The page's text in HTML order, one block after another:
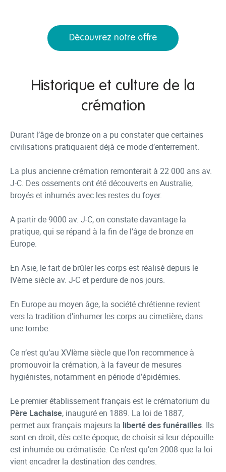
Découvrez notre offre
Historique et culture de la
crémation
Durant l’âge de bronze on a pu constater que certaines
civilisations pratiquaient déjà ce mode d’enterrement.
La plus ancienne crémation remonterait à 22 000 ans av.
J-C. Des ossements ont été découverts en Australie,
broyés et inhumés avec les restes du foyer.
A partir de 9000 av. J-C, on constate davantage la
pratique, qui se répand à la fin de l’âge de bronze en
Europe.
En Asie, le fait de brûler les corps est réalisé depuis le
IVème siècle av. J-C et perdure de nos jours.
En Europe au moyen âge, la société chrétienne revient
vers la tradition d’inhumer les corps au cimetière, dans
une tombe.
Ce n’est qu’au XVIème siècle que l’on recommence à
promouvoir la crémation, à la faveur de mesures
hygiénistes, notamment en période d’épidémies.
Le premier établissement français est le crématorium du
Père Lachaise, inauguré en 1889. La loi de 1887,
permet aux français majeurs la liberté des funérailles. Ils
sont en droit, dès cette époque, de choisir si leur dépouille
est inhumée ou crématisée. Ce n’est qu’en 2008 que la loi
vient encadrer la destination des cendres.